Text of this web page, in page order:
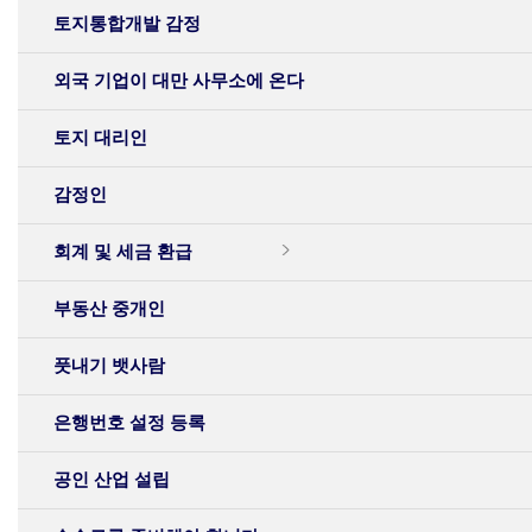
토지통합개발 감정
외국 기업이 대만 사무소에 온다
토지 대리인
감정인
회계 및 세금 환급
부동산 중개인
풋내기 뱃사람
은행번호 설정 등록
공인 산업 설립